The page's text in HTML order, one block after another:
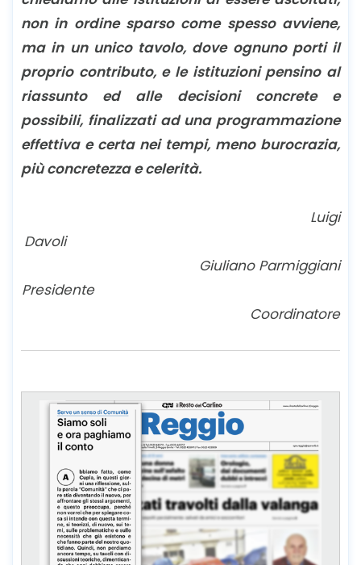
non in ordine sparso come spesso avviene,
ma in un unico tavolo, dove ognuno porti il
proprio contributo, e le istituzioni pensino al
riassunto ed alle decisioni concrete e
possibili, finalizzati ad una programmazione
effettiva e certa nei tempi, meno burocrazia,
più concretezza e celerità.
Luigi
Davoli
Giuliano Parmiggiani
Presidente
Coordinatore